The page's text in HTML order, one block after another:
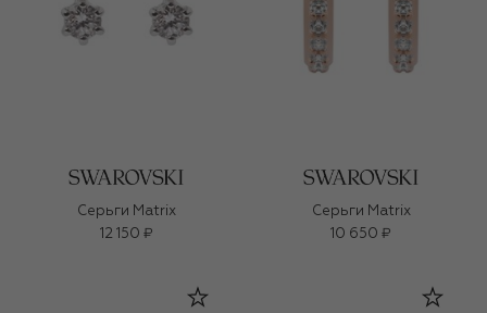
Серьги Matrix
12 150 ₽
Серьги Matrix
10 650 ₽